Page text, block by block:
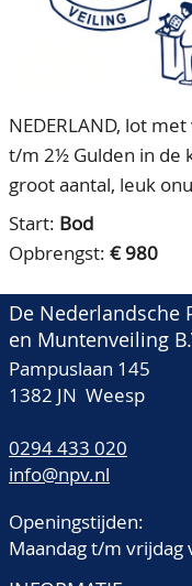
NEDERLAND, lot
t/m 2½ Gulden in de
groot aantal, leuk
Start: Bod
Opbrengst: € 980
De Nederlandsche
en Muntenveiling
Pampuslaan 145
1382 JN Weesp
0294 433 020
info@npv.nl
Openingstijden:
Maandag t/m